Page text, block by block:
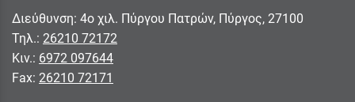
Διεύθυνση: 4ο χιλ. Πύργου Πατρών, Πύργος, 27100
Τηλ.: 26210 72172
Κιν.: 6972 097644
Fax: 26210 72171